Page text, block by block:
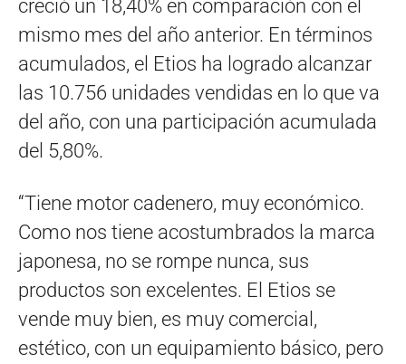
creció un 18,40% en comparación con el
mismo mes del año anterior. En términos
acumulados, el Etios ha logrado alcanzar
las 10.756 unidades vendidas en lo que va
del año, con una participación acumulada
del 5,80%.
“Tiene motor cadenero, muy económico.
Como nos tiene acostumbrados la marca
japonesa, no se rompe nunca, sus
productos son excelentes. El Etios se
vende muy bien, es muy comercial,
estético, con un equipamiento básico, pero